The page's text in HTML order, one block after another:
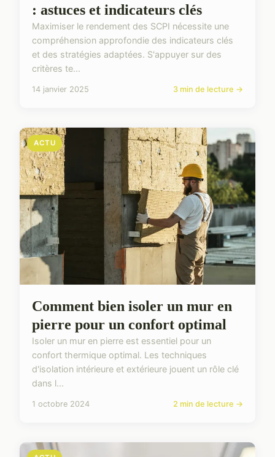
: astuces et indicateurs clés
Maximiser le rendement des SCPI nécessite une
compréhension approfondie des indicateurs clés
et des stratégies adaptées. S'appuyer sur des
critères te...
14 janvier 2025 3 min de lecture →
ACTU
Comment bien isoler un mur en
pierre pour un confort optimal
Isoler un mur en pierre est essentiel pour un
confort thermique optimal. Les techniques
d'isolation intérieure et extérieure jouent un rôle clé
dans l...
1 octobre 2024 2 min de lecture →